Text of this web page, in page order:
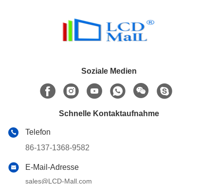
Soziale Medien
Schnelle Kontaktaufnahme
Telefon
86-137-1368-9582
E-Mail-Adresse
sales@LCD-Mall.com